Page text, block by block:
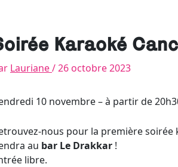
Karaoké
Lauriane/26 octobre 2023
10 novembre – à partir de
nous pour la première soirée
au bar Le Drakkar !
libre.